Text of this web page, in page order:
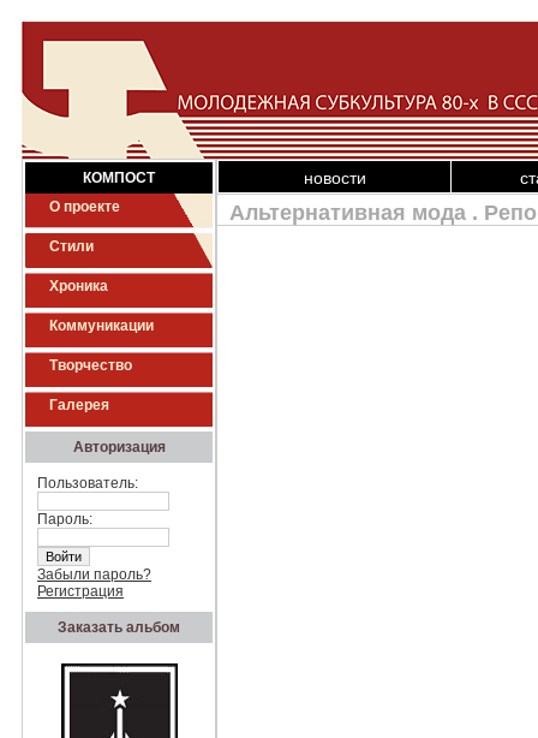
КОМПОСТ
О проекте
Стили
Хроника
Коммуникации
Творчество
Галерея
Авторизация
Пользователь:
Пароль:
Забыли пароль?
Регистрация
Заказать альбом
новости
Альтернативная мода .